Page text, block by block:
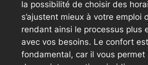
la possibilité de choisir des
s’ajustent mieux à votre emploi
rendant ainsi le processus plus
avec vos besoins. Le confort
fondamental, car il vous